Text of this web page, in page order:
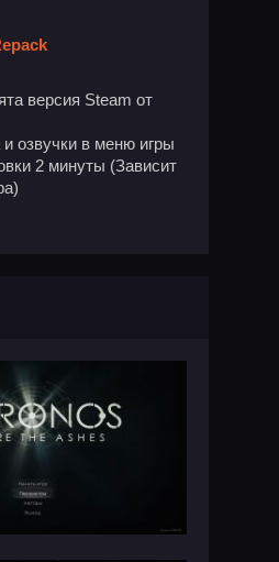
версия Steam от
озвучки в меню игры
2 минуты (Зависит